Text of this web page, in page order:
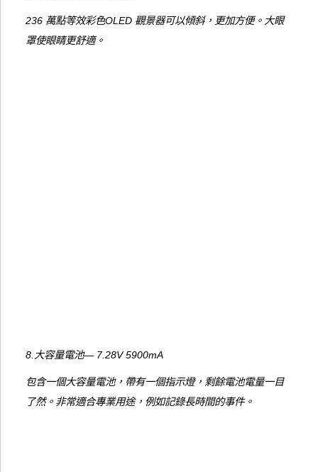
236 萬點等效彩色OLED 觀景器可以傾斜，更加方便。大眼
罩使眼睛更舒適。
8.大容量電池― 7.28V 5900mA
包含一個大容量電池，帶有一個指示燈，剩餘電池電量一目
了然。非常適合專業用途，例如記錄長時間的事件。